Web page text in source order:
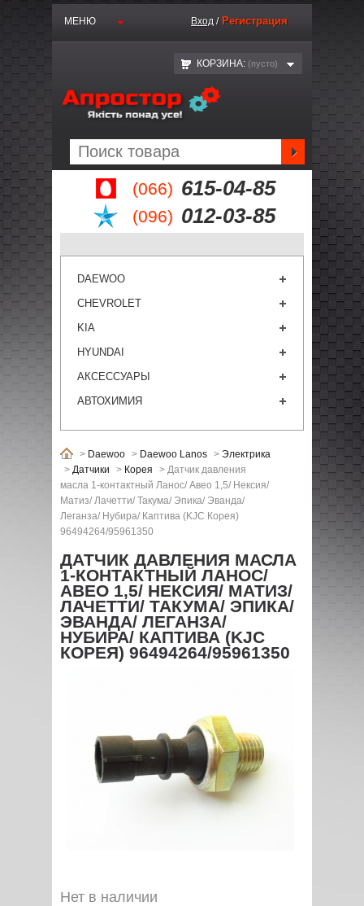
(066) 615-04-85
(096) 012-03-85
МЕНЮ Вход / Регистрация
КОРЗИНА: (пустo)
DAEWOO
CHEVROLET
KIA
HYUNDAI
АКСЕССУАРЫ
АВТОХИМИЯ
> Daewoo > Daewoo Lanos > Электрика
> Датчики > Корея > Датчик давления
масла 1-контактный Ланос/ Авео 1,5/ Нексия/
Матиз/ Лачетти/ Такума/ Эпика/ Эванда/
Леганза/ Нубира/ Каптива (KJC Корея)
96494264/95961350
ДАТЧИК ДАВЛЕНИЯ МАСЛА
1-КОНТАКТНЫЙ ЛАНОС/
АВЕО 1,5/ НЕКСИЯ/ МАТИЗ/
ЛАЧЕТТИ/ ТАКУМА/ ЭПИКА/
ЭВАНДА/ ЛЕГАНЗА/
НУБИРА/ КАПТИВА (KJC
КОРЕЯ) 96494264/95961350
Нет в наличии